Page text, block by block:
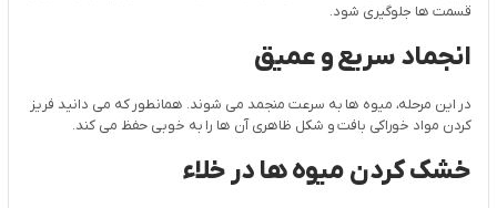
قسمت ها جلوگیری شود.
انجماد سریع و عمیق
در این مرحله، میوه ها به سرعت منجمد می شوند. همانطور که می دانید فریز
کردن مواد خوراکی بافت و شکل ظاهری آن ها را به خوبی حفظ می کند.
خشک کردن میوه ها در خلاء